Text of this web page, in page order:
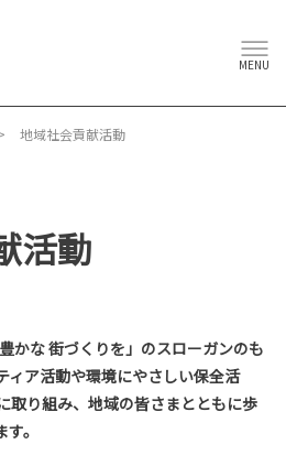
MENU
地域社会貢献活動
活動
かな 街づくりを」のスローガンのも
ィア活動や環境にやさしい保全活
取り組み、地域の皆さまとともに歩
。